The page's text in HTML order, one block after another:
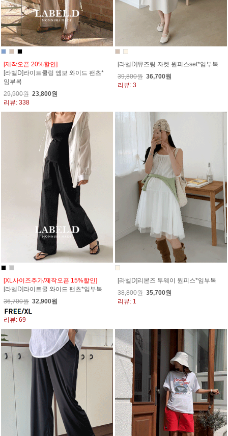
[제작오픈 20%할인]
[라벨D]라이트쿨링 엠보 와이드 팬츠*
임부복
29,900원 23,800원
리뷰: 338
[라벨D]뮤즈링 자켓 원피스set*임부복
39,800원 36,700원
리뷰: 3
[XL사이즈추가/제작오픈 15%할인]
[라벨D]라이트쿨 와이드 팬츠*임부복
36,700원 32,900원
리뷰: 69
[라벨D]리본즈 투웨이 원피스*임부복
38,800원 35,700원
리뷰: 1